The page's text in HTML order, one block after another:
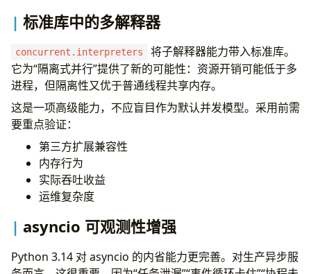
标准库中的多解释器
concurrent.interpreters
将子解释器能力带入标准库。
它为“隔离式并行”提供了新的可能性：资源开销可能低于多
进程，但隔离性又优于普通线程共享内存。
这是一项高级能力，不应盲目作为默认并发模型。采用前需
要重点验证：
第三方扩展兼容性
内存行为
实际吞吐收益
运维复杂度
asyncio 可观测性增强
Python 3.14 对 asyncio 的内省能力更完善。对生产异步服